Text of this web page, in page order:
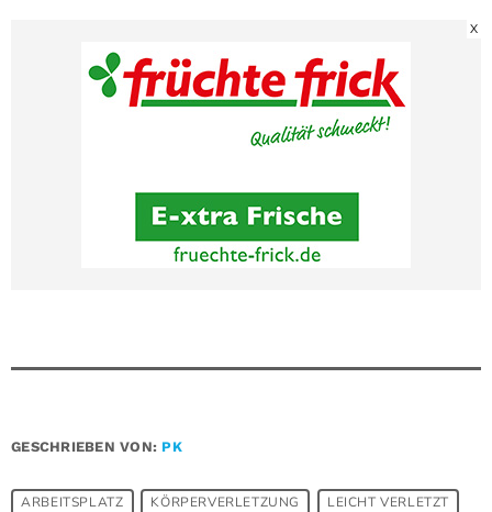
X
GESCHRIEBEN VON: PK
ARBEITSPLATZ KÖRPERVERLETZUNG LEICHT VERLETZT